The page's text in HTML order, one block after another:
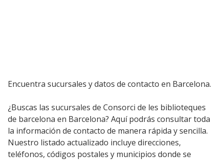
Encuentra sucursales y datos de contacto en Barcelona.
¿Buscas las sucursales de Consorci de les biblioteques
de barcelona en Barcelona? Aquí podrás consultar toda
la información de contacto de manera rápida y sencilla.
Nuestro listado actualizado incluye direcciones,
teléfonos, códigos postales y municipios donde se